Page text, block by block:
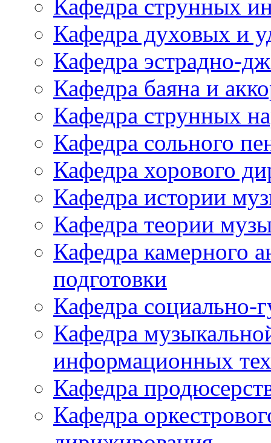
Кафедра струнных
Кафедра духовых и
Кафедра эстрадно-
Кафедра баяна и
Кафедра струнных
Кафедра сольного
Кафедра хорового
Кафедра истории
Кафедра теории
Кафедра камерного
подготовки
Кафедра социально-
Кафедра
информационных
Кафедра
Кафедра